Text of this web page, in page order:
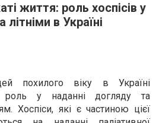
життя: роль хоспісів у
літніми в Україні
похилого віку в Україні
роль у наданні догляду та
Хоспіси, які є частиною цієї